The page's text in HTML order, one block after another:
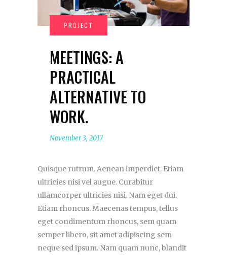
MEETINGS: A
PRACTICAL
ALTERNATIVE TO
WORK.
November 3, 2017
Quisque rutrum. Aenean imperdiet. Etiam
ultricies nisi vel augue. Curabitur
ullamcorper ultricies nisi. Nam eget dui.
Etiam rhoncus. Maecenas tempus, tellus
eget condimentum rhoncus, sem quam
semper libero, sit amet adipiscing sem
neque sed ipsum. Nam quam nunc, blandit